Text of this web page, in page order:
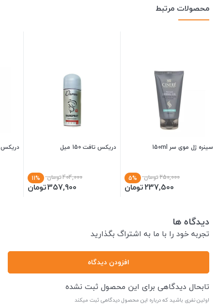
محصولات مرتبط
سینره ژل موی سر 150ml
250,000تومان 5%
237,500تومان
دریکس تافت 150 میل
404,000تومان 11%
357,900تومان
دریکس
دیدگاه ها
تجربه خود را با ما به اشتراگ بگذارید
افزودن دیدگاه
تابحال دیدگاهی برای این محصول ثبت نشده
اولین نفری باشید که درباره این محصول دیدگاهی ثبت میکند